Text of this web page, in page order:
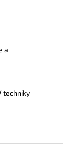
a
techniky